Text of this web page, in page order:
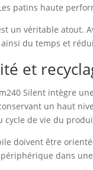
patins haute
un véritable atout.
du temps et
et
Silent intègre
un haut
cycle de vie du
doivent être
dans